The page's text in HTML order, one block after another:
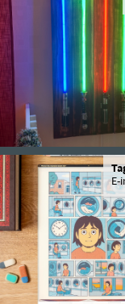
E-